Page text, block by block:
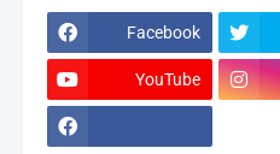
Facebook
YouTube